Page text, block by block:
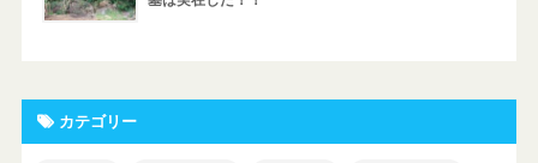
カテゴリー